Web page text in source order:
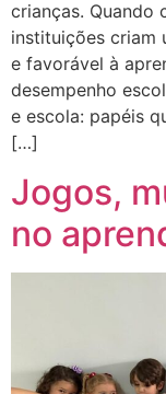
crianças. Quando
instituições criam
e favorável à
desempenho
e escola: papéis
[…]
Jogos,
no